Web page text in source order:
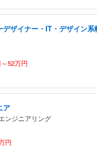
ザイナー・IT・デザイン
52万円
ア
ンジニアリング
円